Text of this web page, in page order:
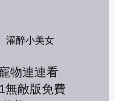
灌醉小美女